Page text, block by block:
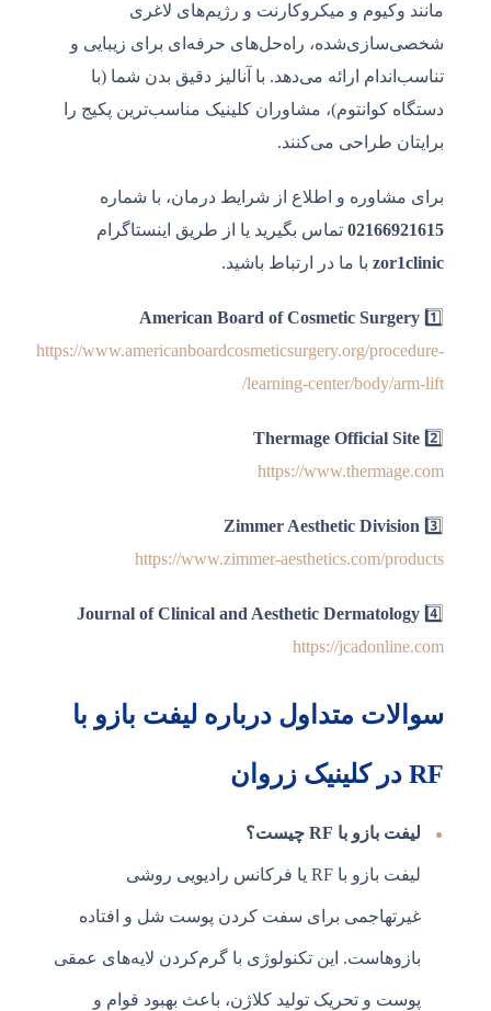
مانند وکیوم و میکروکارنت و رژیم‌های لاغری
شخصی‌سازی‌شده، راه‌حل‌های حرفه‌ای برای زیبایی و
تناسب‌اندام ارائه می‌دهد. با آنالیز دقیق بدن شما (با
دستگاه کوانتوم)، مشاوران کلینیک مناسب‌ترین پکیج را
برایتان طراحی می‌کنند.
برای مشاوره و اطلاع از شرایط درمان، با شماره
02166921615تماس بگیرید یا از طریق اینستاگرام
zor1clinicبا ما در ارتباط باشید.
1️⃣
American Board of Cosmetic Surgery
https://www.americanboardcosmeticsurgery.org/procedure-
learning-center/body/arm-lift/
2️⃣
Thermage Official Site
https://www.thermage.com
3️⃣
Zimmer Aesthetic Division
https://www.zimmer-aesthetics.com/products
4️⃣
Journal of Clinical and Aesthetic Dermatology
https://jcadonline.com
سوالات متداول درباره لیفت بازو با
RF در کلینیک زروان
لیفت بازو با RF چیست؟
لیفت بازو با RF یا فرکانس رادیویی روشی
غیرتهاجمی برای سفت کردن پوست شل و افتاده
بازوهاست. این تکنولوژی با گرم‌کردن لایه‌های عمقی
پوست و تحریک تولید کلاژن، باعث بهبود قوام و